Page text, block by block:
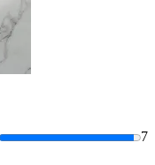
7